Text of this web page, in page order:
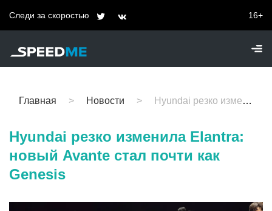
Следи за скоростью 16+
Главная Новости Hyundai резко изменила Elantra: новый Avante стал почти как Genesis
Hyundai резко изменила Elantra:
новый Avante стал почти как
Genesis